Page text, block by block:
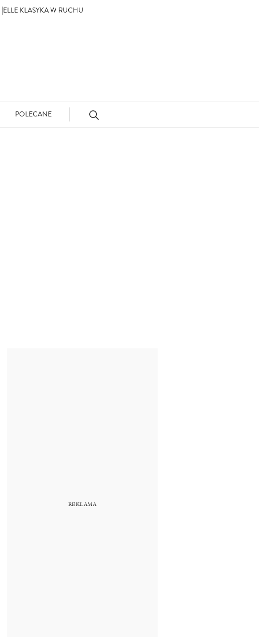
ELLE KLASYKA W RUCHU
POLECANE